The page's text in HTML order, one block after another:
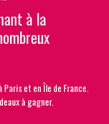
à la
et en Île de France.
à gagner.